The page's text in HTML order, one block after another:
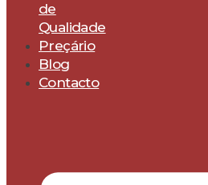
de
Qualidade
Preçário
Blog
Contacto